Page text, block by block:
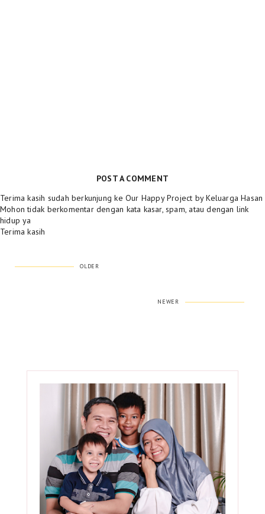
POST A COMMENT
Terima kasih sudah berkunjung ke Our Happy Project by Keluarga Hasan
Mohon tidak berkomentar dengan kata kasar, spam, atau dengan link
hidup ya
Terima kasih
OLDER
NEWER